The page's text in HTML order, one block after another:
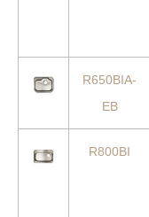
R650BIA-
EB
R800BI